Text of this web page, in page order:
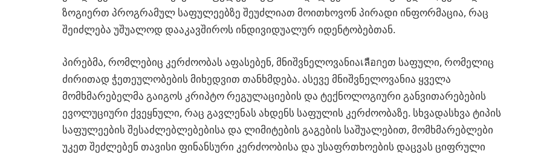
ზოგიერთ პროგრამულ საფულეებზე შეუძლიათ მოითხოვონ პირადი ინფორმაცია, რაც
შეიძლება უშუალოდ დააკავშიროს ინდივიდუალურ იდენტობებთან.
პირებმა, რომლებიც კერძოობას აფასებენ, მნიშვნელოვანიაเลือกეთ საფული, რომელიც
ძირითად ჭეთეულობების მიხედვით თანხმდება. ასევე მნიშვნელოვანია ყველა
მომხმარებელმა გაიგოს კრიპტო რეგულაციების და ტექნოლოგიური განვითარებების
ევოლუციური ქვეყნული, რაც გავლენას ახდენს საფულის კერძოობაზე. სხვადასხვა ტიპის
საფულეების შესაძლებლებებისა და ლიმიტების გაგების საშუალებით, მომხმარებლები
უკეთ შეძლებენ თავისი ფინანსური კერძოობისა და უსაფრთხოების დაცვას ციფრული